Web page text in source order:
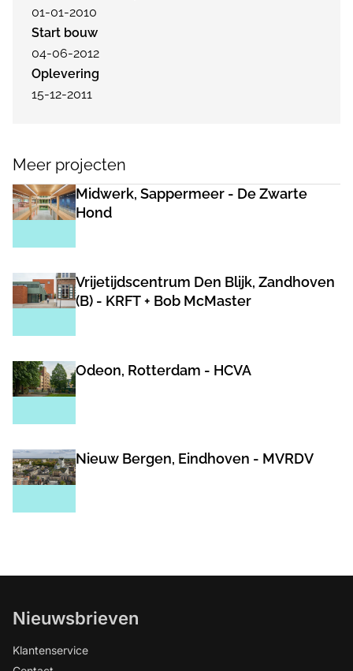
01-01-2010
Start bouw
04-06-2012
Oplevering
15-12-2011
Meer projecten
Midwerk, Sappermeer - De Zwarte
Hond
Vrijetijdscentrum Den Blijk, Zandhoven
(B) - KRFT + Bob McMaster
Odeon, Rotterdam - HCVA
Nieuw Bergen, Eindhoven - MVRDV
Nieuwsbrieven
Klantenservice